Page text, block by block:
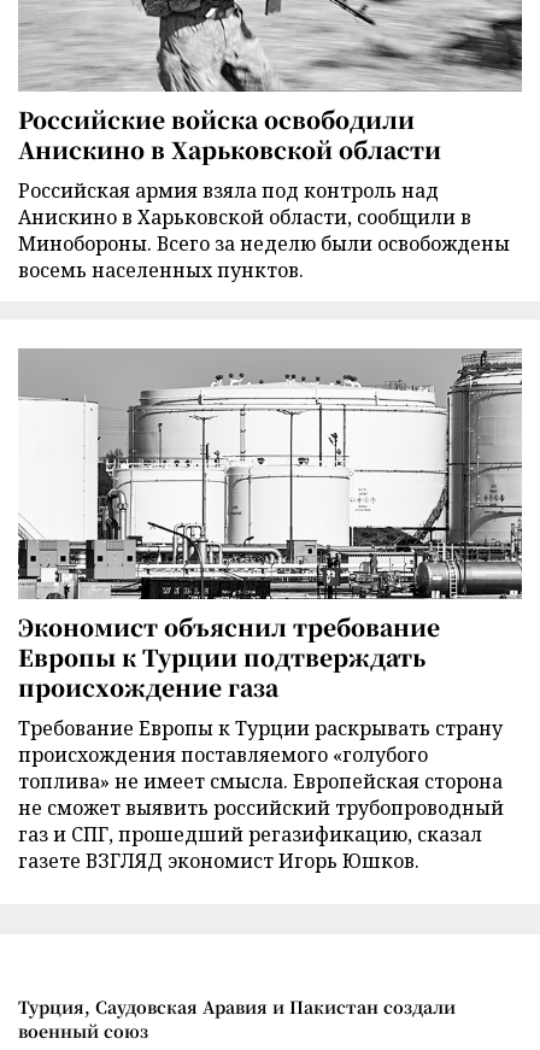
Российские войска освободили
Анискино в Харьковской области
Российская армия взяла под контроль над
Анискино в Харьковской области, сообщили в
Минобороны. Всего за неделю были освобождены
восемь населенных пунктов.
Экономист объяснил требование
Европы к Турции подтверждать
происхождение газа
Требование Европы к Турции раскрывать страну
происхождения поставляемого «голубого
топлива» не имеет смысла. Европейская сторона
не сможет выявить российский трубопроводный
газ и СПГ, прошедший регазификацию, сказал
газете ВЗГЛЯД экономист Игорь Юшков.
Турция, Саудовская Аравия и Пакистан создали
военный союз